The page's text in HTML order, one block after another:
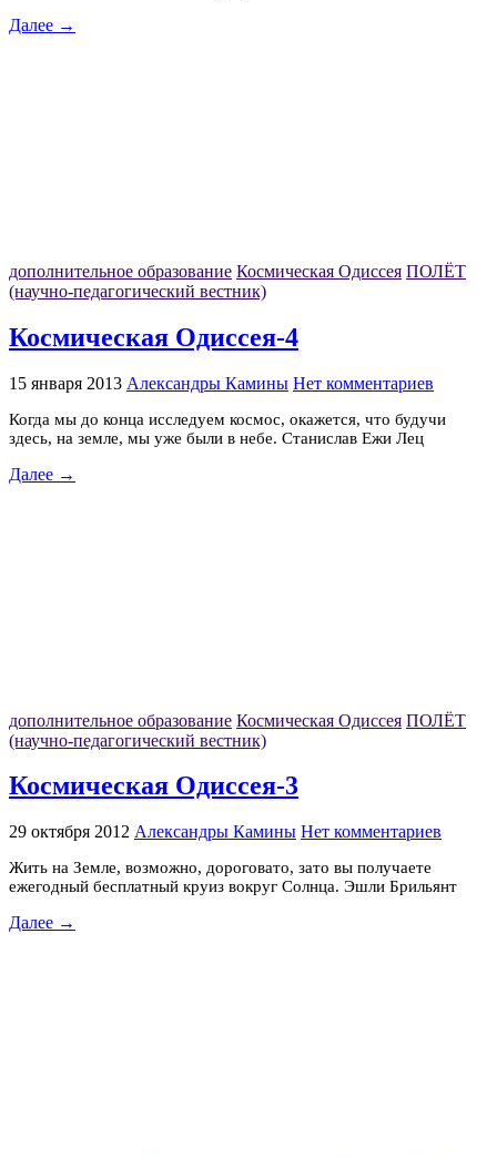
Далее →
дополнительное образование Космическая Одиссея ПОЛЁТ
(научно-педагогический вестник)
Космическая Одиссея-4
15 января 2013 Александры Камины Нет комментариев
Когда мы до конца исследуем космос, окажется, что будучи
здесь, на земле, мы уже были в небе. Станислав Ежи Лец
Далее →
дополнительное образование Космическая Одиссея ПОЛЁТ
(научно-педагогический вестник)
Космическая Одиссея-3
29 октября 2012 Александры Камины Нет комментариев
Жить на Земле, возможно, дороговато, зато вы получаете
ежегодный бесплатный круиз вокруг Солнца. Эшли Брильянт
Далее →